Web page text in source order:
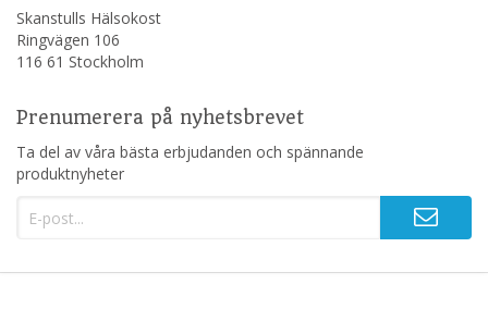
Skanstulls Hälsokost
Ringvägen 106
116 61 Stockholm
Prenumerera på nyhetsbrevet
Ta del av våra bästa erbjudanden och spännande
produktnyheter